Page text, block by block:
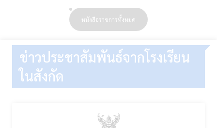
หนังสือราชการทั้งหมด
ข่าวประชาสัมพันธ์จากโรงเรียน
ในสังกัด